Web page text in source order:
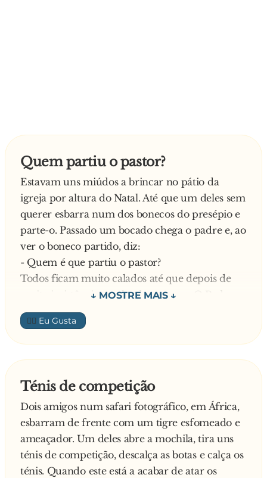
Quem partiu o pastor?
Estavam uns miúdos a brincar no pátio da
igreja por altura do Natal. Até que um deles sem
querer esbarra num dos bonecos do presépio e
parte-o. Passado um bocado chega o padre e, ao
ver o boneco partido, diz:
- Quem é que partiu o pastor?
Todos ficam muito calados até que depois de
muita insistência o culpado se acusa. O Padre
imediatamente diz:
- Então tens de pagar o estrago.
E responde o menino:
- Eu não tenho dinheiro senhor padre.
- Então pagam os teus pais.
E o menino
- Eu já não tenho pais.
E o Padre:
- Então não tens ninguém? És sozinho no
mundo?
👍🏼
Ténis de competição
Dois amigos num safari fotográfico, em África,
esbarram de frente com um tigre esfomeado e
ameaçador. Um deles abre a mochila, tira uns
ténis de competição, descalça as botas e calça os
ténis. Quando este está a acabar de atar os